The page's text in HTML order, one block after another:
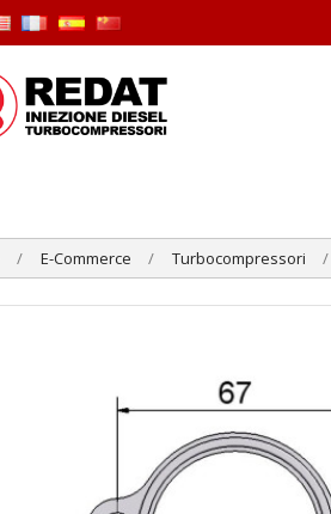
E-Commerce Turbocompressori